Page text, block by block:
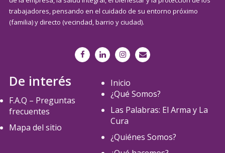
trabajadores, pensando en el cuidado de su entorno próximo
(familia) y directo (vecindad, barrio y ciudad).
De interés
F.A.Q – Preguntas
frecuentes
Mapa del sitio
Inicio
¿Qué Somos?
Las Palabras: El Arma y La
Cura
¿Quiénes Somos?